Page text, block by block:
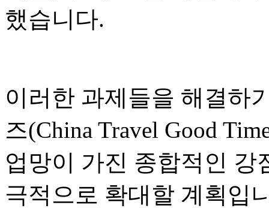
했습니다.
이러한 과제들을 해결하
즈(China Travel Good
업망이 가진 종합적인 강
극적으로 확대할 계획입